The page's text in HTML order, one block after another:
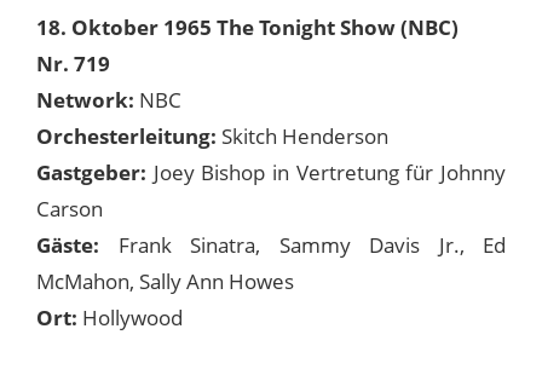
18. Oktober 1965 The Tonight Show (NBC)
Nr. 719
Network: NBC
Orchesterleitung: Skitch Henderson
Gastgeber: Joey Bishop in Vertretung für Johnny
Carson
Gäste: Frank Sinatra, Sammy Davis Jr., Ed
McMahon, Sally Ann Howes
Ort: Hollywood